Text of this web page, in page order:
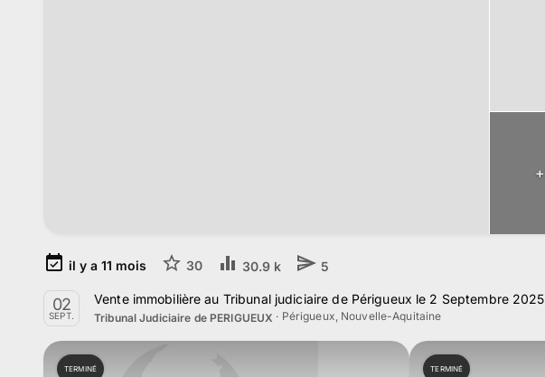
+
il y a 11 mois 30 30.9 k 5
02
SEPT.
Vente immobilière au Tribunal judiciaire de Périgueux le 2 Septembre 2025
Tribunal Judiciaire de PERIGUEUX · Périgueux, Nouvelle-Aquitaine
TERMINÉ TERMINÉ